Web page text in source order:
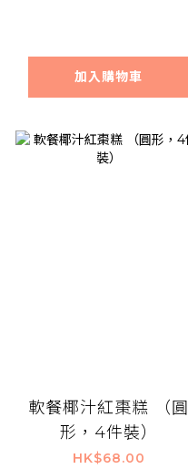
加入購物車
軟餐椰汁紅棗糕 （圓
形，4件裝）
HK$68.00